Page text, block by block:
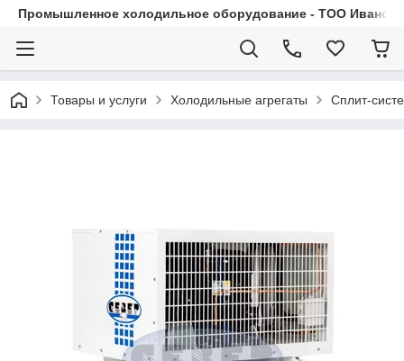
Промышленное холодильное оборудование - ТОО
Товары и услуги Холодильные агрегаты Сплит-